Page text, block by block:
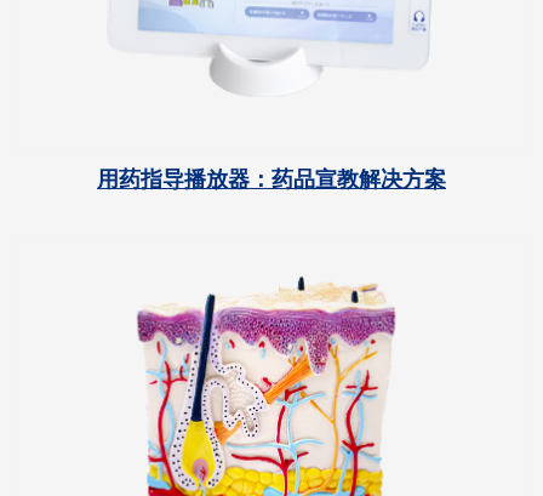
用药指导播放器：药品宣教解决方案